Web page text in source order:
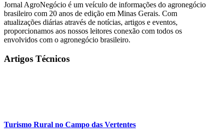
Jornal AgroNegócio é um veículo de informações do agronegócio
brasileiro com 20 anos de edição em Minas Gerais. Com
atualizações diárias através de notícias, artigos e eventos,
proporcionamos aos nossos leitores conexão com todos os
envolvidos com o agronegócio brasileiro.
Artigos Técnicos
Turismo Rural no Campo das Vertentes